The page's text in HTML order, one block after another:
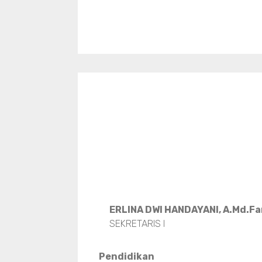
ERLINA DWI HANDAYANI,
SEKRETARIS I
Pendidikan